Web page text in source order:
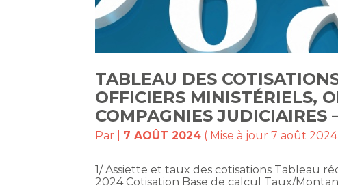
TABLEAU DES
OFFICIERS MINISTÉRIELS,
COMPAGNIES JUDICIAIRES
Par 7 AOÛT 2024 ( Mise à jour 7 août
1/ Assiette et taux des cotisations Tableau
2024 Cotisation Base de calcul Taux/